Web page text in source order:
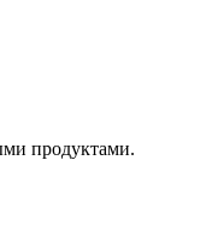
продуктами.